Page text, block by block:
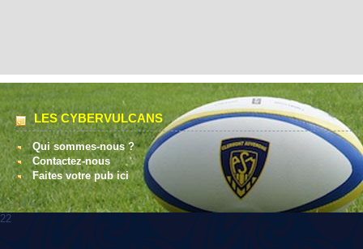
LES CYBERVULCANS
Qui sommes-nous ?
Contactez-nous
Faites votre pub ici
22